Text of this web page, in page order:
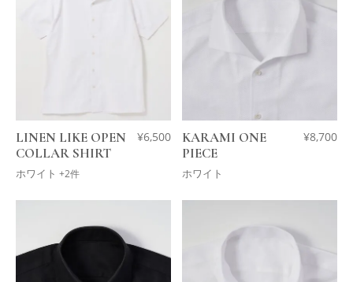
LINEN LIKE OPEN
COLLAR SHIRT
ホワイト +2件
¥6,500
KARAMI ONE
PIECE
ホワイト
¥8,700